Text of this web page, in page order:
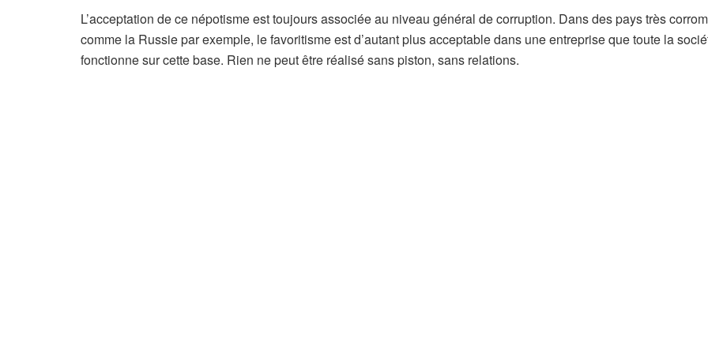
é
s
L’acceptation de ce népotisme est toujours associée au niveau général de corruption. Dans des pays très
comme la Russie par exemple, le favoritisme est d’autant plus acceptable dans une entreprise que toute la
fonctionne sur cette base. Rien ne peut être réalisé sans piston, sans relations.